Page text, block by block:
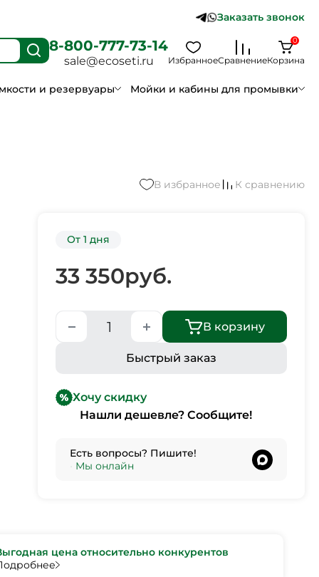
Заказать звонок
8-800-777-73-14
sale@ecoseti.ru ИзбранноеСравнениеКорзина
0
и резервуары Мойки и кабины для промывки
В избранное К сравнению
От 1 дня
33 350руб.
В корзину
Быстрый заказ
Хочу скидку
Нашли дешевле? Сообщите!
Есть вопросы? Пишите!
• Мы онлайн
цена относительно конкурентов